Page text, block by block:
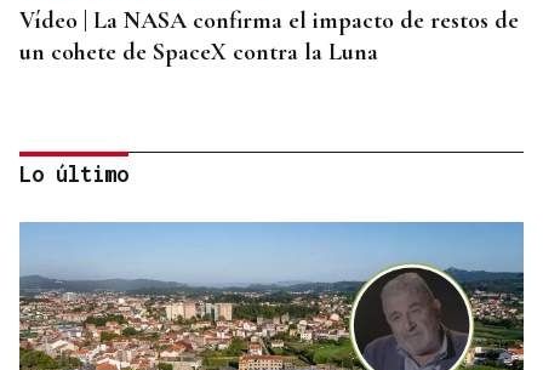
Vídeo | La NASA confirma el impacto de restos de
un cohete de SpaceX contra la Luna
Lo último